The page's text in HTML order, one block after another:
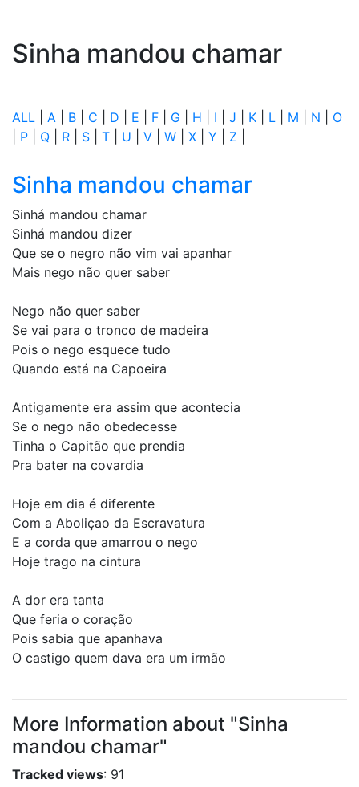
Sinha mandou chamar
ALL A B C D E F G H I J K L M N
O
P Q R S T U V W X Y Z
Sinha mandou chamar
Sinhá mandou chamar
Sinhá mandou dizer
Que se o negro não vim vai apanhar
Mais nego não quer saber
Nego não quer saber
Se vai para o tronco de madeira
Pois o nego esquece tudo
Quando está na Capoeira
Antigamente era assim que acontecia
Se o nego não obedecesse
Tinha o Capitão que prendia
Pra bater na covardia
Hoje em dia é diferente
Com a Aboliçao da Escravatura
E a corda que amarrou o nego
Hoje trago na cintura
A dor era tanta
Que feria o coração
Pois sabia que apanhava
O castigo quem dava era um irmão
More Information about "Sinha
mandou chamar"
Tracked views: 91